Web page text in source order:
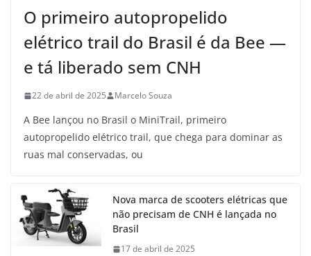
O primeiro autopropelido
elétrico trail do Brasil é da Bee —
e tá liberado sem CNH
22 de abril de 2025 Marcelo Souza
A Bee lançou no Brasil o MiniTrail, primeiro
autopropelido elétrico trail, que chega para dominar as
ruas mal conservadas, ou
Nova marca de scooters elétricas que
não precisam de CNH é lançada no
Brasil
17 de abril de 2025